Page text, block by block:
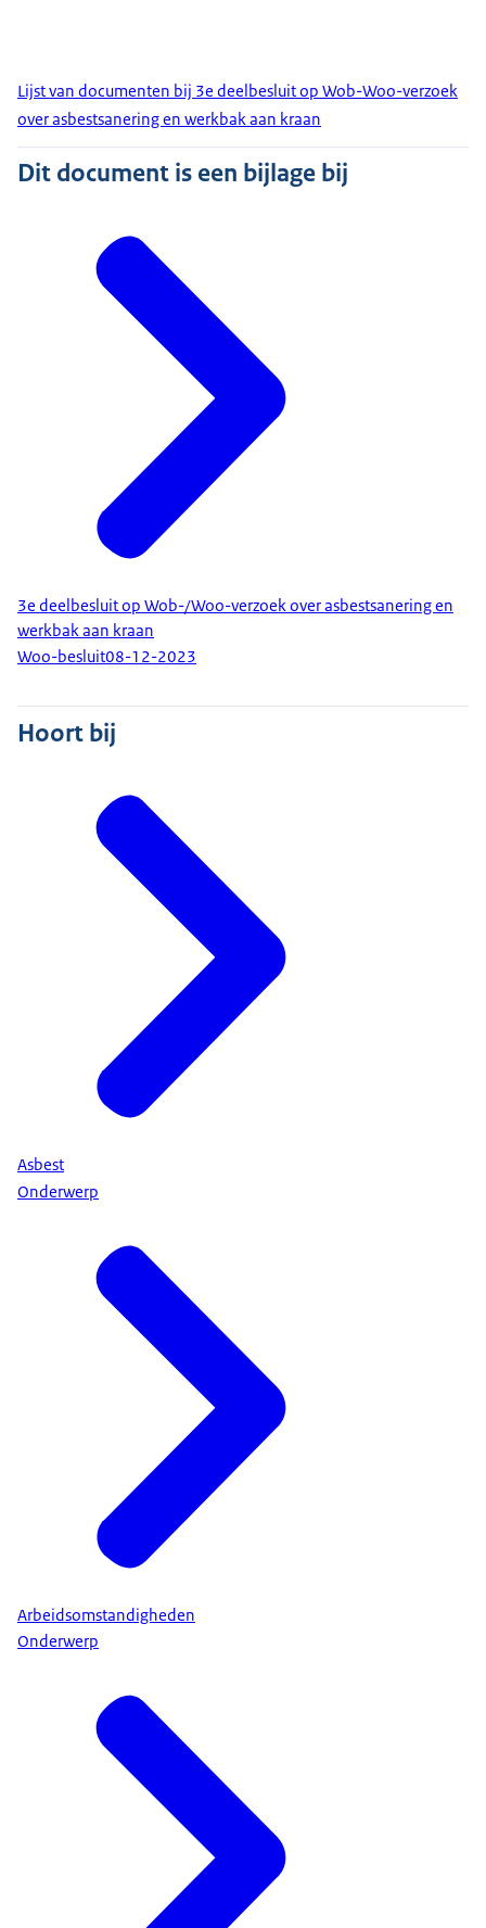
Lijst van documenten bij 3e deelbesluit op Wob-Woo-verzoek
over asbestsanering en werkbak aan kraan
Dit document is een bijlage bij
3e deelbesluit op Wob-/Woo-verzoek over asbestsanering en
werkbak aan kraan
Woo-besluit08-12-2023
Hoort bij
Asbest
Onderwerp
Arbeidsomstandigheden
Onderwerp